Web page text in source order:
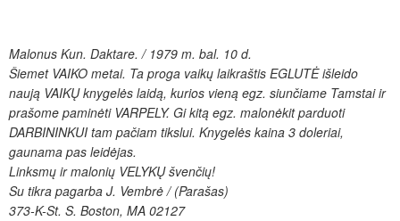
Malonus Kun. Daktare. / 1979 m. bal. 10 d.
Šiemet VAIKO metai. Ta proga vaikų laikraštis EGLUTĖ išleido
naują VAIKŲ knygelės laidą, kurios vieną egz. siunčiame Tamstai ir
prašome paminėti VARPELY. Gi kitą egz. malonėkit parduoti
DARBININKUI tam pačiam tikslui. Knygelės kaina 3 doleriai,
gaunama pas leidėjas.
Linksmų ir malonių VELYKŲ švenčių!
Su tikra pagarba J. Vembrė / (Parašas)
373-K-St. S. Boston, MA 02127